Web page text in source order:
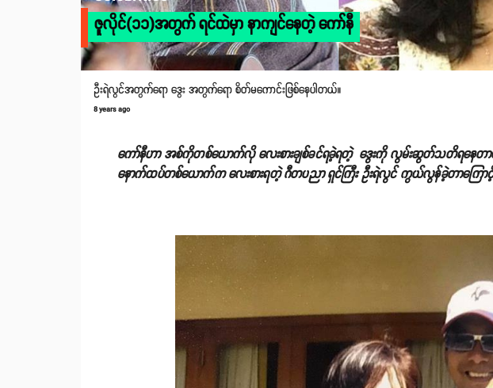
ဇူလိုင်(၁၁)အတွက် ရင်ထဲမှာ နာကျင်နေတဲ့ ကော်နီ
ဦးရဲလွင်အတွက်ရော ဒွေး အတွက်ရော စိတ်မကောင်းဖြစ်နေပါတယ်။
8 years ago
ကော်နီဟာ အစ်ကိုတစ်ယောက်လို လေးစားချစ်ခင်ရခဲ့ရတဲ့ ဒွေးကို လွမ်းဆွတ်သတိရနေတာ
နောက်ထပ်တစ်ယောက်က လေးစားရတဲ့ ဂီတပညာ ရှင်ကြီး ဦးရဲလွင် ကွယ်လွန်ခဲ့တာကြောင့်